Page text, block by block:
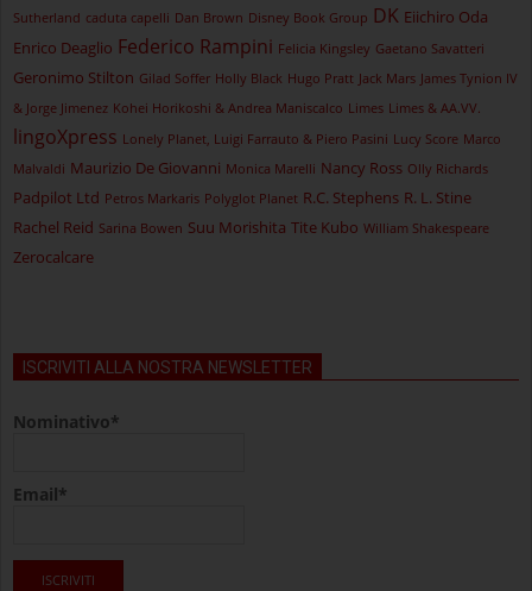
Sutherland caduta capelli Dan Brown Disney Book Group DK Eiichiro Oda
Enrico Deaglio Federico Rampini Felicia Kingsley Gaetano Savatteri
Geronimo Stilton Gilad Soffer Holly Black Hugo Pratt Jack Mars James Tynion IV
& Jorge Jimenez Kohei Horikoshi & Andrea Maniscalco Limes Limes & AA.VV.
lingoXpress Lonely Planet, Luigi Farrauto & Piero Pasini Lucy Score Marco
Malvaldi Maurizio De Giovanni Monica Marelli Nancy Ross Olly Richards
Padpilot Ltd Petros Markaris Polyglot Planet R.C. Stephens R. L. Stine
Rachel Reid Sarina Bowen Suu Morishita Tite Kubo William Shakespeare
Zerocalcare
ISCRIVITI ALLA NOSTRA NEWSLETTER
Nominativo*
Email*